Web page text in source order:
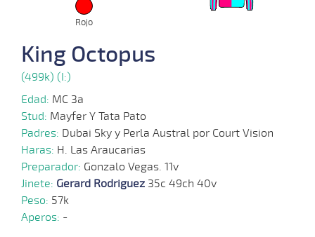
Rojo
King Octopus
(499k) (I:)
Edad: MC 3a
Stud: Mayfer Y Tata Pato
Padres: Dubai Sky y Perla Austral por Court Vision
Haras: H. Las Araucarias
Preparador: Gonzalo Vegas. 11v
Jinete: Gerard Rodriguez 35c 49ch 40v
Peso: 57k
Aperos: -